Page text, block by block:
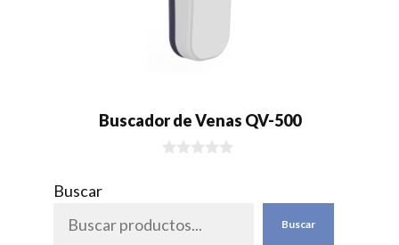
Buscador de Venas QV-500
Buscar
Buscar